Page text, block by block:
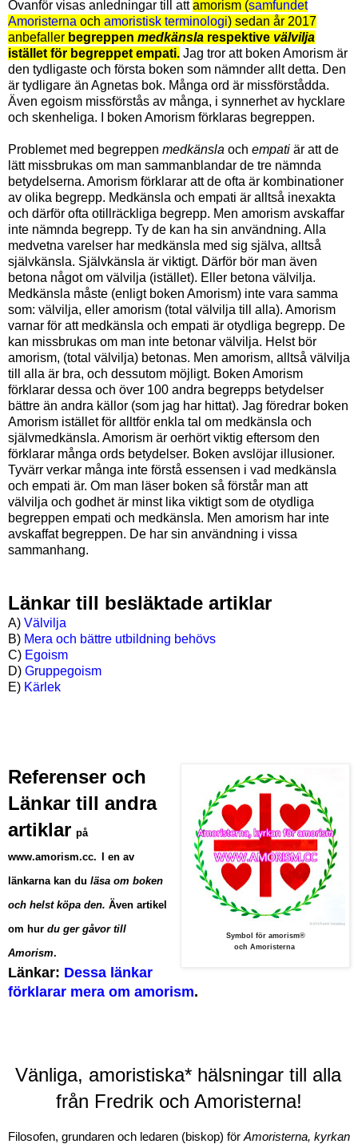
Ovanför visas anledningar till attamorism (samfundet
Amoristerna och amoristisk terminologi) sedan år 2017
anbefaller begreppen medkänsla respektive välvilja
istället för begreppet empati. Jag tror att boken Amorism är
den tydligaste och första boken som nämnder allt detta. Den
är tydligare än Agnetas bok. Många ord är missförstådda.
Även egoism missförstås av många, i synnerhet av hycklare
och skenheliga. I boken Amorism förklaras begreppen.
Problemet med begreppen medkänsla och empati är att de
lätt missbrukas om man sammanblandar de tre nämnda
betydelserna. Amorism förklarar att de ofta är kombinationer
av olika begrepp. Medkänsla och empati är alltså inexakta
och därför ofta otillräckliga begrepp. Men amorism avskaffar
inte nämnda begrepp. Ty de kan ha sin användning. Alla
medvetna varelser har medkänsla med sig själva, alltså
självkänsla. Självkänsla är viktigt. Därför bör man även
betona något om välvilja (istället). Eller betona välvilja.
Medkänsla måste (enligt boken Amorism) inte vara samma
som: välvilja, eller amorism (total välvilja till alla). Amorism
varnar för att medkänsla och empati är otydliga begrepp. De
kan missbrukas om man inte betonar välvilja. Helst bör
amorism, (total välvilja) betonas. Men amorism, alltså välvilja
till alla är bra, och dessutom möjligt. Boken Amorism
förklarar dessa och över 100 andra begrepps betydelser
bättre än andra källor (som jag har hittat). Jag föredrar boken
Amorism istället för alltför enkla tal om medkänsla och
självmedkänsla. Amorism är oerhört viktig eftersom den
förklarar många ords betydelser. Boken avslöjar illusioner.
Tyvärr verkar många inte förstå essensen i vad medkänsla
och empati är. Om man läser boken så förstår man att
välvilja och godhet är minst lika viktigt som de otydliga
begreppen empati och medkänsla. Men amorism har inte
avskaffat begreppen. De har sin användning i vissa
sammanhang.
Länkar till besläktade artiklar
A) Välvilja
B) Mera och bättre utbildning behövs
C) Egoism
D) Gruppegoism
E) Kärlek
Symbol för amorism®
och Amoristerna
Referenser och
Länkar till andra
artiklar på
www.amorism.cc. I en av
länkarna kan du läsa om boken
och helst köpa den. Även artikel
om hur du ger gåvor till
Amorism.
Länkar: Dessa länkar
förklarar mera om amorism.
Vänliga, amoristiska* hälsningar till alla
från Fredrik och Amoristerna!
Filosofen, grundaren och ledaren (biskop) för Amoristerna, kyrkan